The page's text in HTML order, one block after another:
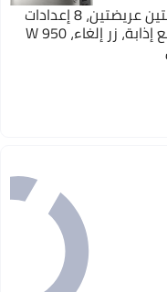
فيليبس محمصة خبز - فتحتين عريضتين، 8 إعدادات
تحميص، إيقاف تلقائي، وضع إذابة، زر إلغاء، 950 W